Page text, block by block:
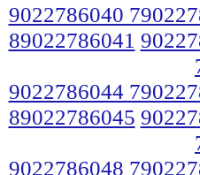
9022786040
89022786041
9022786044
89022786045
9022786048